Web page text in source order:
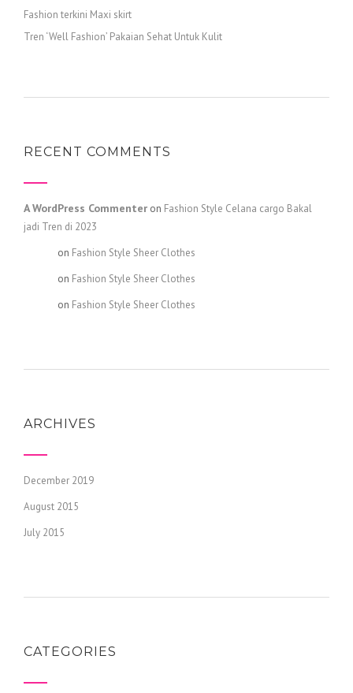
Fashion terkini Maxi skirt
Tren ‘Well Fashion’ Pakaian Sehat Untuk Kulit
RECENT COMMENTS
A WordPress Commenter on Fashion Style Celana cargo Bakal
jadi Tren di 2023
on Fashion Style Sheer Clothes
on Fashion Style Sheer Clothes
on Fashion Style Sheer Clothes
ARCHIVES
December 2019
August 2015
July 2015
CATEGORIES